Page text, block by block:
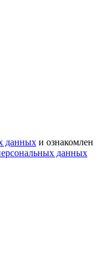
данных и ознакомлен
данных